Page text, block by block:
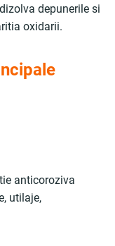
depunerile si
oxidarii.
anticoroziva
utilaje,